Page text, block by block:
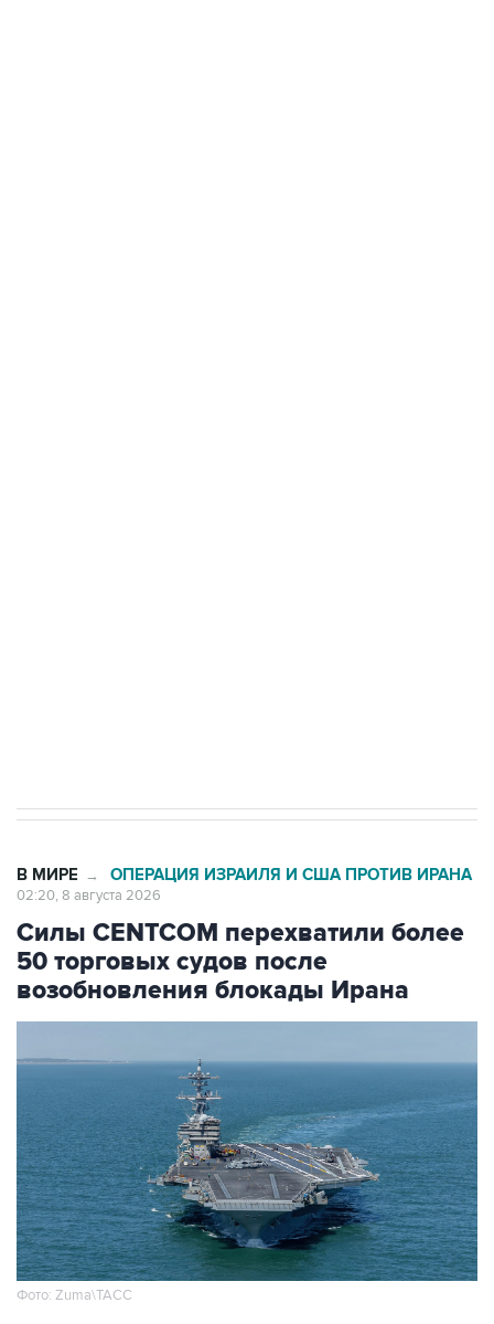
В МИРЕ → ОПЕРАЦИЯ ИЗРАИЛЯ И США ПРОТИВ ИРАНА
02:20, 8 августа 2026
Силы CENTCOM перехватили более
50 торговых судов после
возобновления блокады Ирана
Фото: Zuma\ТАСС